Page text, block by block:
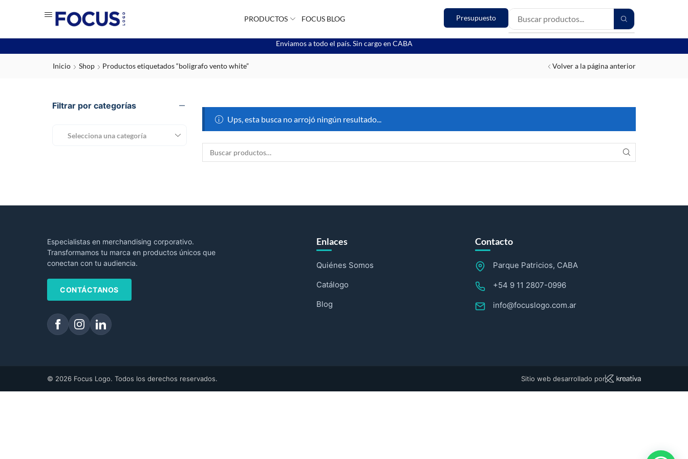
PRODUCTOS FOCUS BLOG Presupuesto
Enviamos a todo el país. Sin cargo en CABA
Inicio Shop Productos etiquetados “boligrafo vento white” Volver a la página anterior
Filtrar por categorías
Selecciona una categoría
Ups, esta busca no arrojó ningún resultado...
Especialistas en merchandising corporativo.
Transformamos tu marca en productos únicos que
conectan con tu audiencia.
CONTÁCTANOS
Enlaces
Quiénes Somos
Catálogo
Blog
Contacto
Parque Patricios, CABA
+54 9 11 2807-0996
info@focuslogo.com.ar
© 2026 Focus Logo. Todos los derechos reservados. Sitio web desarrollado por